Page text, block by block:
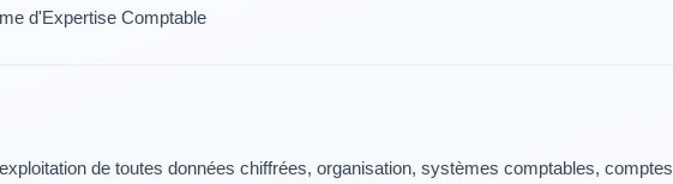
d'Expertise Comptable
de toutes données chiffrées, organisation, systèmes comptables, comptes